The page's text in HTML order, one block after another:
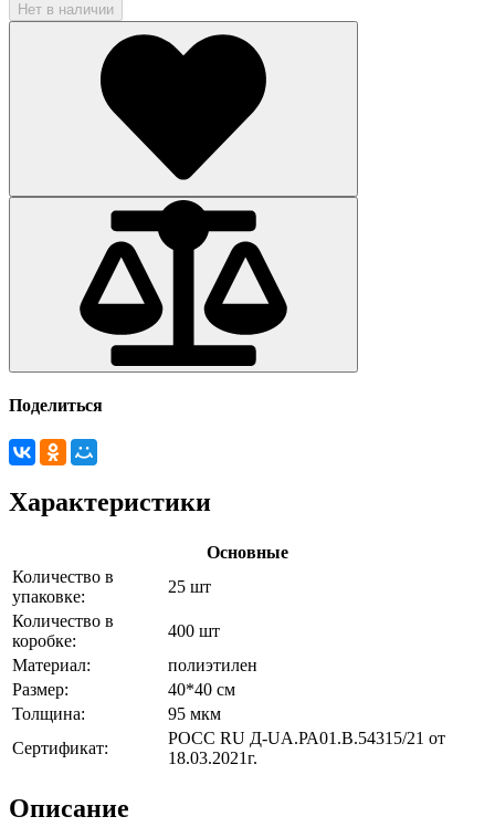
Нет в наличии
Поделиться
Характеристики
Основные
Количество в
упаковке:
25 шт
Количество в
коробке:
400 шт
Материал:
полиэтилен
Размер:
40*40 см
Толщина:
95 мкм
Сертификат:
РОСС RU Д-UА.РА01.В.54315/21 от
18.03.2021г.
Описание